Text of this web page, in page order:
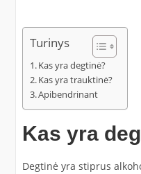
Turinys
Kas yra degtinė?
Kas yra trauktinė?
Apibendrinant
Kas yra
Degtinė yra stiprus